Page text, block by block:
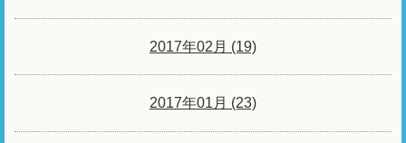
2017年02月 (19)
2017年01月 (23)